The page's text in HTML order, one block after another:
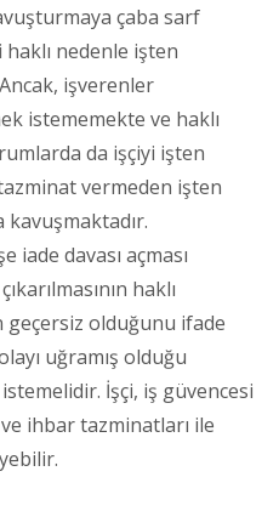
çaba sarf
nedenle işten
işverenler
istememekte ve haklı
da işçiyi işten
vermeden işten
kavuşmaktadır.
iade davası açması
haklı
geçersiz olduğunu ifade
uğramış olduğu
istemelidir. İşçi, iş güvencesi
ihbar tazminatları ile